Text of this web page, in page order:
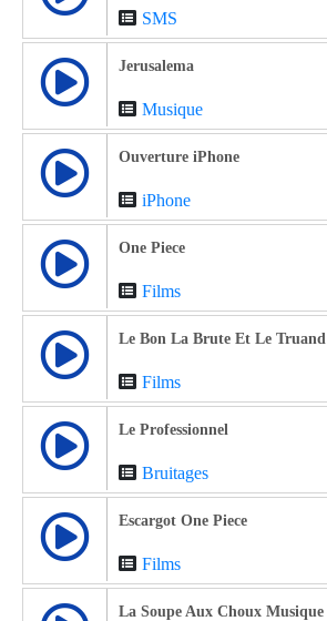
SMS
Jerusalema
Musique
Ouverture iPhone
iPhone
One Piece
Films
Le Bon La Brute Et Le Truand
Films
Le Professionnel
Bruitages
Escargot One Piece
Films
La Soupe Aux Choux Musique